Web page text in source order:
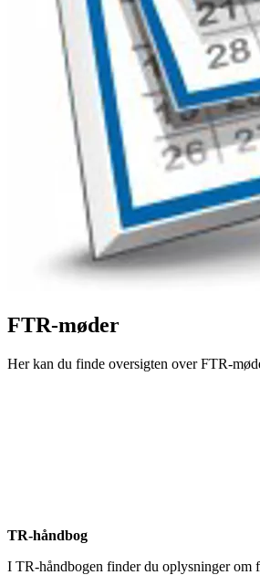
FTR-møder
Her kan du finde oversigten over FTR-
TR-håndbog
I TR-håndbogen finder du oplysninger om